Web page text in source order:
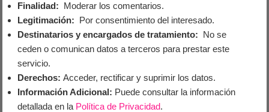
Finalidad: Moderar los comentarios.
Legitimación: Por consentimiento del interesado.
Destinatarios y encargados de tratamiento: No se
ceden o comunican datos a terceros para prestar este
servicio.
Derechos: Acceder, rectificar y suprimir los datos.
Información Adicional: Puede consultar la información
detallada en la Política de Privacidad.